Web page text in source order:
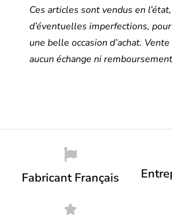
Ces articles sont vendus en
d’éventuelles imperfections,
une belle occasion d’achat. Vente
aucun échange ni
Fabricant Français